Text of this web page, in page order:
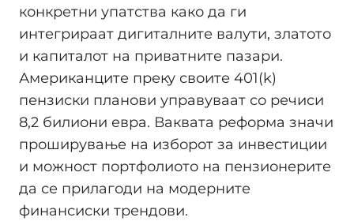
конкретни упатства како да ги
интегрираат дигиталните валути, златото
и капиталот на приватните пазари.
Американците преку своите 401(k)
пензиски планови управуваат со речиси
8,2 билиони евра. Ваквата реформа значи
проширување на изборот за инвестиции
и можност портфолиото на пензионерите
да се прилагоди на модерните
финансиски трендови.